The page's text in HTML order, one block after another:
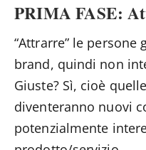
PRIMA FASE:
“Attrarre” le
brand, quindi non
Giuste? Sì, cioè
diventeranno nuovi
potenzialmente